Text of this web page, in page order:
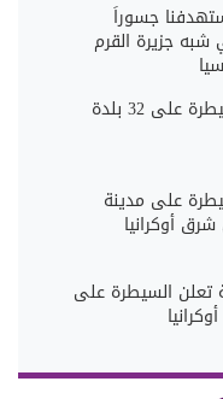
جسوراً
جزيرة القرم
الدفاع الروسية: السيطرة على 32 بلدة
على مدينة
أوكرانيا
تعلن السيطرة على